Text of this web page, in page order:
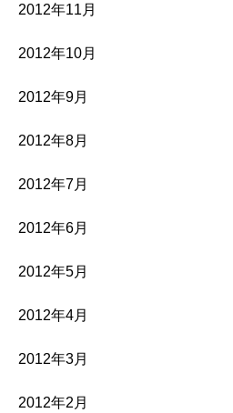
2012年11月
2012年10月
2012年9月
2012年8月
2012年7月
2012年6月
2012年5月
2012年4月
2012年3月
2012年2月